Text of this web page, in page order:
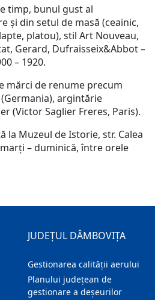
timp, bunul gust al
și din setul de masă (ceainic,
platou), stil Art Nouveau,
Gerard, Dufraisseix&Abbot –
– 1920.
mărci de renume precum
argintărie
(Victor Saglier Freres, Paris).
la Muzeul de Istorie, str. Calea
– duminică, între orele
JUDEȚUL DÂMBOVIȚA
Gestionarea calității aerului
Planului județean de
gestionare a deșeurilor